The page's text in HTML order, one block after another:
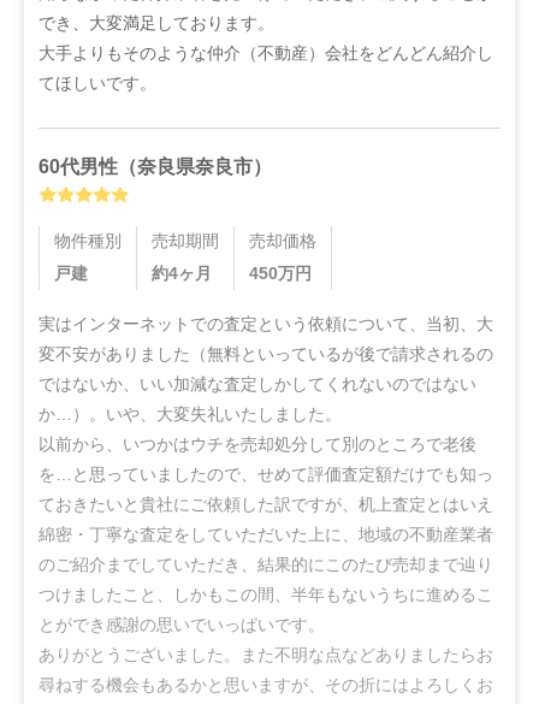
でき、大変満足しております。
大手よりもそのような仲介（不動産）会社をどんどん紹介し
てほしいです。
60代男性 （奈良県奈良市）
物件種別
戸建
売却期間
約4ヶ月
売却価格
450万円
実はインターネットでの査定という依頼について、当初、大
変不安がありました（無料といっているが後で請求されるの
ではないか、いい加減な査定しかしてくれないのではない
か…）。いや、大変失礼いたしました。
以前から、いつかはウチを売却処分して別のところで老後
を…と思っていましたので、せめて評価査定額だけでも知っ
ておきたいと貴社にご依頼した訳ですが、机上査定とはいえ
綿密・丁寧な査定をしていただいた上に、地域の不動産業者
のご紹介までしていただき、結果的にこのたび売却まで辿り
つけましたこと、しかもこの間、半年もないうちに進めるこ
とができ感謝の思いでいっぱいです。
ありがとうございました。また不明な点などありましたらお
尋ねする機会もあるかと思いますが、その折にはよろしくお